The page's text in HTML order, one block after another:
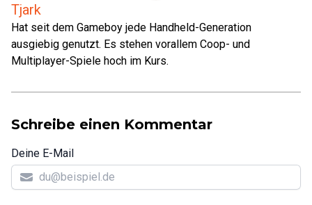
Tjark
Hat seit dem Gameboy jede Handheld-Generation
ausgiebig genutzt. Es stehen vorallem Coop- und
Multiplayer-Spiele hoch im Kurs.
Schreibe einen Kommentar
Deine E-Mail